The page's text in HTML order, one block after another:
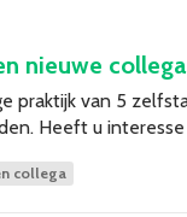
nieuwe
praktijk van 5
Heeft u
collega